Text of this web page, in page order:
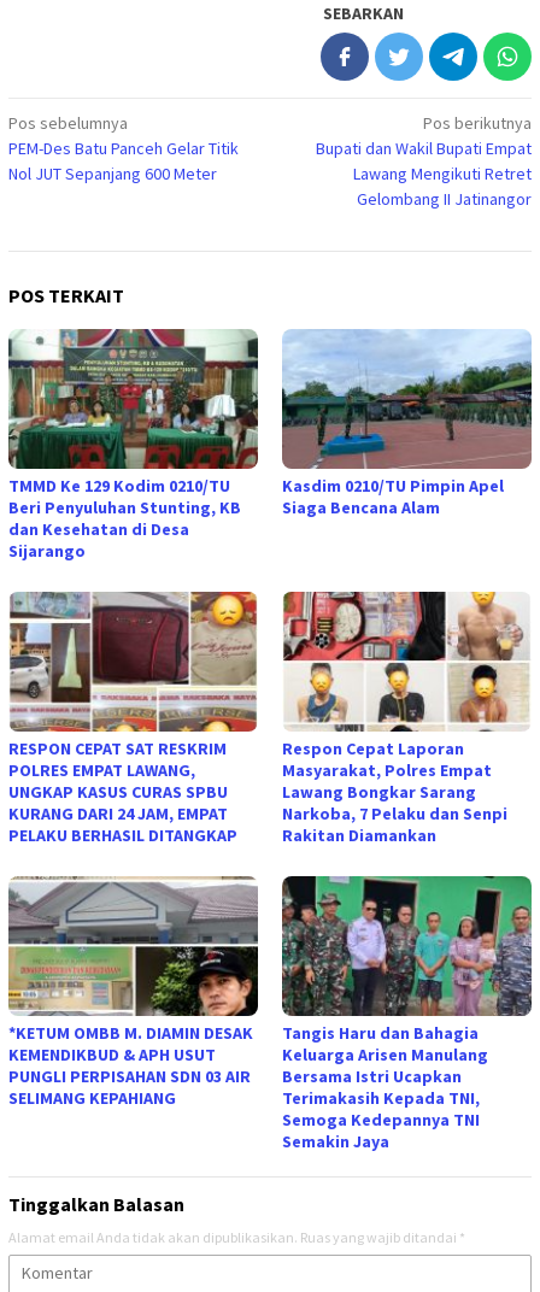
SEBARKAN
Navigasi
pos
Pos sebelumnya
PEM-Des Batu Panceh Gelar Titik
Nol JUT Sepanjang 600 Meter
Pos berikutnya
Bupati dan Wakil Bupati Empat
Lawang Mengikuti Retret
Gelombang II Jatinangor
POS TERKAIT
TMMD Ke 129 Kodim 0210/TU
Beri Penyuluhan Stunting, KB
dan Kesehatan di Desa
Sijarango
Kasdim 0210/TU Pimpin Apel
Siaga Bencana Alam
RESPON CEPAT SAT RESKRIM
POLRES EMPAT LAWANG,
UNGKAP KASUS CURAS SPBU
KURANG DARI 24 JAM, EMPAT
PELAKU BERHASIL DITANGKAP
Respon Cepat Laporan
Masyarakat, Polres Empat
Lawang Bongkar Sarang
Narkoba, 7 Pelaku dan Senpi
Rakitan Diamankan
*KETUM OMBB M. DIAMIN DESAK
KEMENDIKBUD & APH USUT
PUNGLI PERPISAHAN SDN 03 AIR
SELIMANG KEPAHIANG
Tangis Haru dan Bahagia
Keluarga Arisen Manulang
Bersama Istri Ucapkan
Terimakasih Kepada TNI,
Semoga Kedepannya TNI
Semakin Jaya
Tinggalkan Balasan
Alamat email Anda tidak akan dipublikasikan. Ruas yang wajib ditandai *